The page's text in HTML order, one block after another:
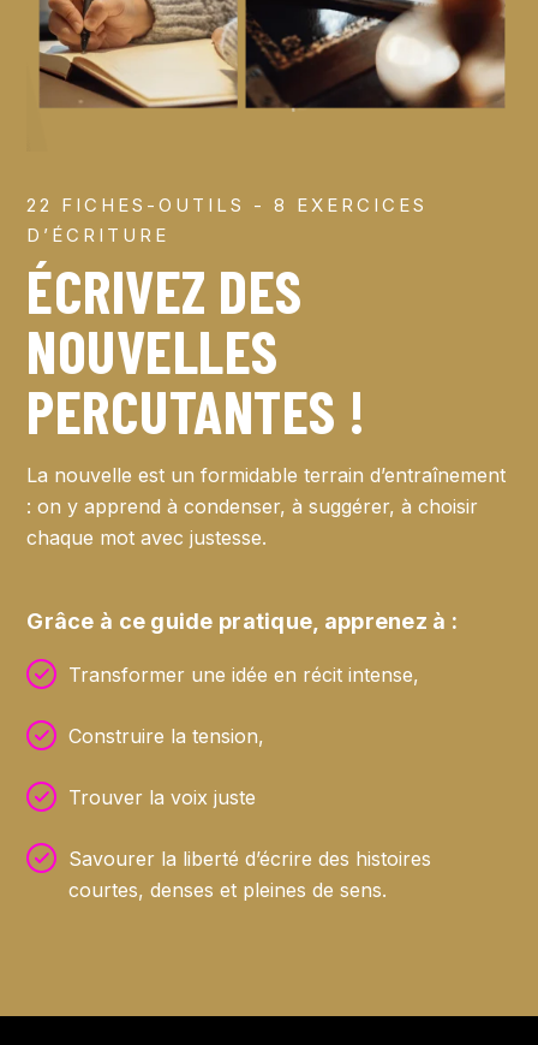
22 FICHES-OUTILS - 8 EXERCICES
D’ÉCRITURE
ÉCRIVEZ DES
NOUVELLES
PERCUTANTES !
La nouvelle est un formidable terrain d’entraînement
: on y apprend à condenser, à suggérer, à choisir
chaque mot avec justesse.
Grâce à ce guide pratique, apprenez à :
Transformer une idée en récit intense,
Construire la tension,
Trouver la voix juste
Savourer la liberté d’écrire des histoires
courtes, denses et pleines de sens.